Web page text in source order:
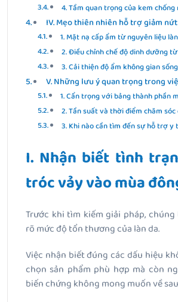
4. Tầm quan trọng của kem
IV. Mẹo thiên nhiên hỗ trợ giảm
1. Mặt nạ cấp ẩm từ nguyên liệu
2. Điều chỉnh chế độ dinh dưỡng
3. Cải thiện độ ẩm không gian sống
V. Những lưu ý quan trọng trong
1. Cẩn trọng với bảng thành phần
2. Tần suất và thời điểm chăm sóc
3. Khi nào cần tìm đến sự hỗ trợ y
I. Nhận biết tình
tróc vảy vào mùa
Trước khi tìm kiếm giải pháp,
rõ mức độ tổn thương của làn da.
Việc nhận biết đúng các dấu hiệu
chọn sản phẩm phù hợp mà còn
biến chứng không mong muốn về